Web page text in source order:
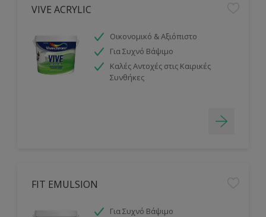
VIVE ACRYLIC
Οικονομικό & Αξιόπιστο
Για Συχνό Βάψιμο
Καλές Αντοχές στις Καιρικές
Συνθήκες
FIT EMULSION
Για Συχνό Βάψιμο